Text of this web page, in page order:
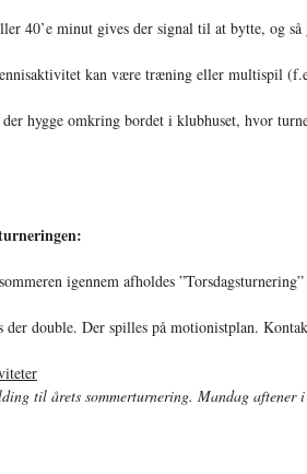
40’e minut gives der signal til at bytte, og
kan være træning eller multispil
hygge omkring bordet i klubhuset, hvor
igennem afholdes
der double. Der spilles på motionistplan.
til årets sommerturnering. Mandag aftener i